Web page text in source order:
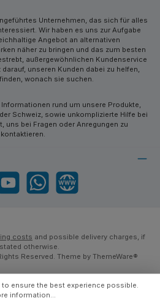
Unternehmen, das sich für alles
Wir haben es uns zur Aufgabe
Angebot an alternativen
näher zu bringen und das zum besten
außergewöhnlichen Kundenservice
unseren Kunden dabei zu helfen,
wonach sie suchen.
rund um unsere Produkte,
Schweiz, sowie unkomplizierte Hilfe bei
uns bei Fragen oder Anregungen zu
kontaktieren.
WhatsApp Website
costs and possible delivery charges, if
otherwise.
Reserved. Theme by ThemeWare®
ensure the best experience possible.
information...